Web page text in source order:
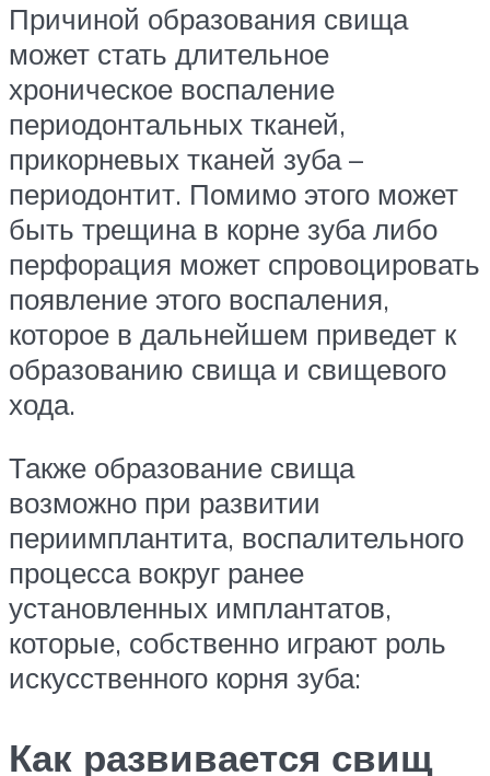
Причиной образования свища
может стать длительное
хроническое воспаление
периодонтальных тканей,
прикорневых тканей зуба –
периодонтит. Помимо этого может
быть трещина в корне зуба либо
перфорация может спровоцировать
появление этого воспаления,
которое в дальнейшем приведет к
образованию свища и свищевого
хода.
Также образование свища
возможно при развитии
периимплантита, воспалительного
процесса вокруг ранее
установленных имплантатов,
которые, собственно играют роль
искусственного корня зуба:
Как развивается свищ